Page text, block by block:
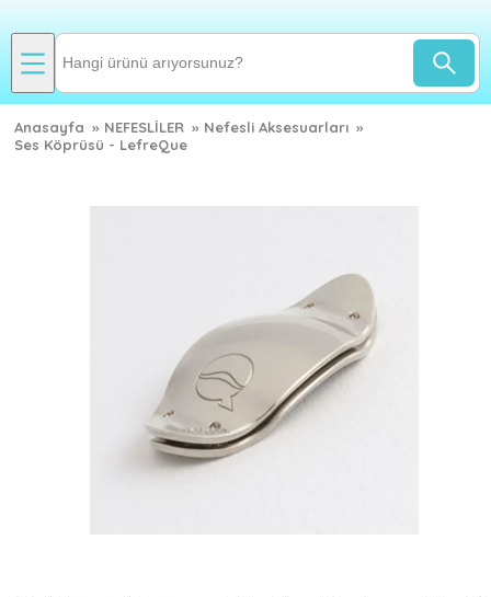
Anasayfa » NEFESLİLER » Nefesli Aksesuarları »
Ses Köprüsü - LefreQue